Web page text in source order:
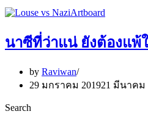
นาซีที่ว่าแน่ ยังต้องแพ้
by Raviwan
29 มกราคม 201921 มีนาคม
Search